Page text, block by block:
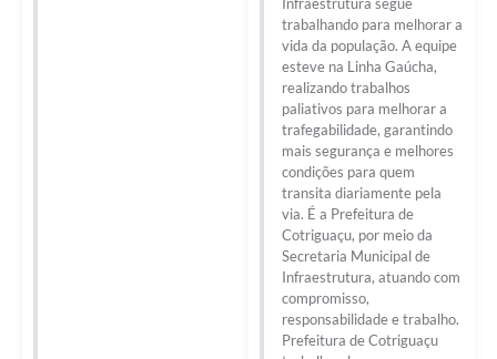
trabalhando para melhorar a
vida da população. A equipe
esteve na Linha Gaúcha,
realizando trabalhos
paliativos para melhorar a
trafegabilidade, garantindo
mais segurança e melhores
condições para quem
transita diariamente pela
via. É a Prefeitura de
Cotriguaçu, por meio da
Secretaria Municipal de
Infraestrutura, atuando com
compromisso,
responsabilidade e trabalho.
Prefeitura de Cotriguaçu